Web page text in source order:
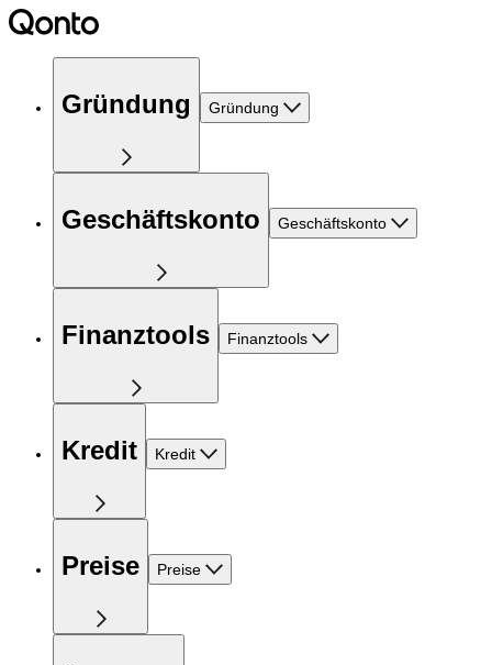
Gründung Gründung
Geschäftskonto Geschäftskonto
Finanztools Finanztools
Kredit Kredit
Preise Preise